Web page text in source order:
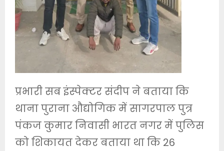
प्रभारी सब इंस्पेक्टर संदीप ने बताया कि
थाना पुराना औद्योगिक में सागरपाल पुत्र
पंकज कुमार निवासी भारत नगर में पुलिस
को शिकायत देकर बताया था कि 26